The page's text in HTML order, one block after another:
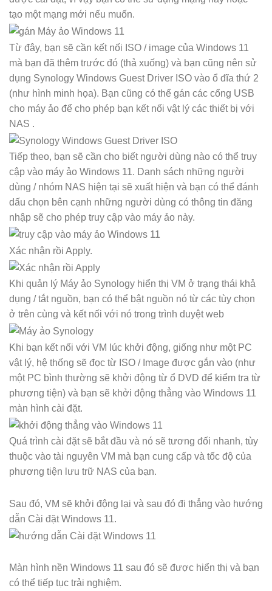
tạo một mạng mới nếu muốn.
Từ đây, bạn sẽ cần kết nối ISO / image của Windows 11
mà bạn đã thêm trước đó (thả xuống) và bạn cũng nên sử
dụng Synology Windows Guest Driver ISO vào ổ đĩa thứ 2
(như hình minh họa). Bạn cũng có thể gán các cổng USB
cho máy ảo để cho phép bạn kết nối vật lý các thiết bị với
NAS .
Tiếp theo, bạn sẽ cần cho biết người dùng nào có thể truy
cập vào máy ảo Windows 11. Danh sách những người
dùng / nhóm NAS hiện tại sẽ xuất hiện và bạn có thể đánh
dấu chọn bên cạnh những người dùng có thông tin đăng
nhập sẽ cho phép truy cập vào máy ảo này.
Xác nhận rồi Apply.
Khi quản lý Máy ảo Synology hiển thị VM ở trạng thái khả
dụng / tắt nguồn, bạn có thể bật nguồn nó từ các tùy chọn
ở trên cùng và kết nối với nó trong trình duyệt web
Khi bạn kết nối với VM lúc khởi động, giống như một PC
vật lý, hệ thống sẽ đọc từ ISO / Image được gắn vào (như
một PC bình thường sẽ khởi động từ ổ DVD để kiểm tra từ
phương tiện) và bạn sẽ khởi động thẳng vào Windows 11
màn hình cài đặt.
Quá trình cài đặt sẽ bắt đầu và nó sẽ tương đối nhanh, tùy
thuộc vào tài nguyên VM mà bạn cung cấp và tốc độ của
phương tiện lưu trữ NAS của bạn.
Sau đó, VM sẽ khởi động lại và sau đó đi thẳng vào hướng
dẫn Cài đặt Windows 11.
Màn hình nền Windows 11 sau đó sẽ được hiển thị và bạn
có thể tiếp tục trải nghiệm.